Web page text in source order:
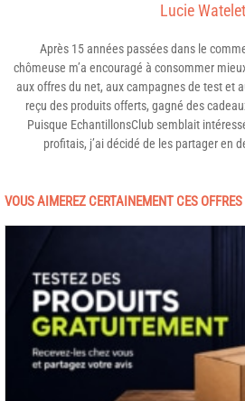
Lucie Watelet
Après 15 années passées dans le
chômeuse m’a encouragé à consommer
aux offres du net, aux campagnes de test et
reçu des produits offerts, gagné des
Puisque EchantillonsClub semblait
profitais, j’ai décidé de les partager en
VOUS AIMEREZ CERTAINEMENT CES OFFRES